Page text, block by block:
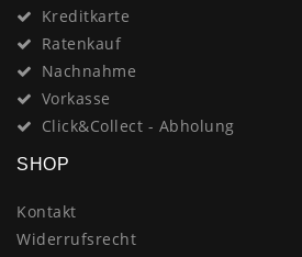
Kreditkarte
Ratenkauf
Nachnahme
Vorkasse
Click&Collect - Abholung
SHOP
Kontakt
Widerrufsrecht